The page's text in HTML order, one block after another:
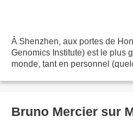
À Shenzhen, aux portes de
Genomics Institute) est le plus
monde, tant en personnel
Bruno Mercier sur